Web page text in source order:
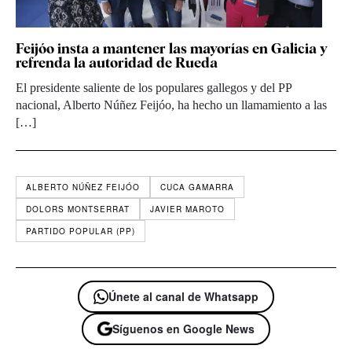
Feijóo insta a mantener las mayorías en Galicia y
refrenda la autoridad de Rueda
El presidente saliente de los populares gallegos y del PP
nacional, Alberto Núñez Feijóo, ha hecho un llamamiento a las
[…]
ALBERTO NÚÑEZ FEIJÓO
CUCA GAMARRA
DOLORS MONTSERRAT
JAVIER MAROTO
PARTIDO POPULAR (PP)
Únete al canal de Whatsapp
Síguenos en Google News